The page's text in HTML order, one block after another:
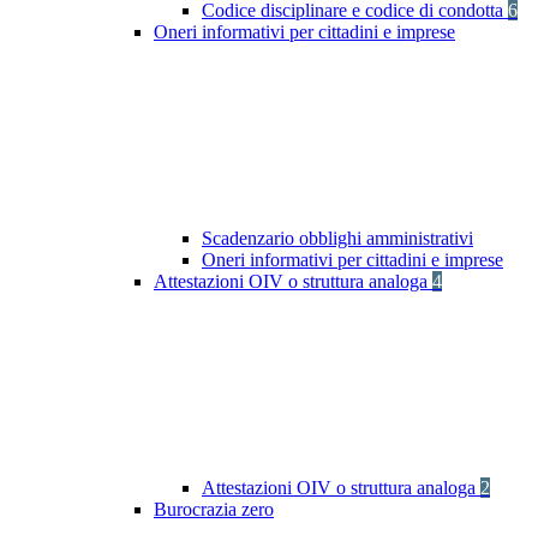
Codice disciplinare e codice di condotta 6
Oneri informativi per cittadini e imprese
Scadenzario obblighi amministrativi
Oneri informativi per cittadini e imprese
Attestazioni OIV o struttura analoga 4
Attestazioni OIV o struttura analoga 2
Burocrazia zero